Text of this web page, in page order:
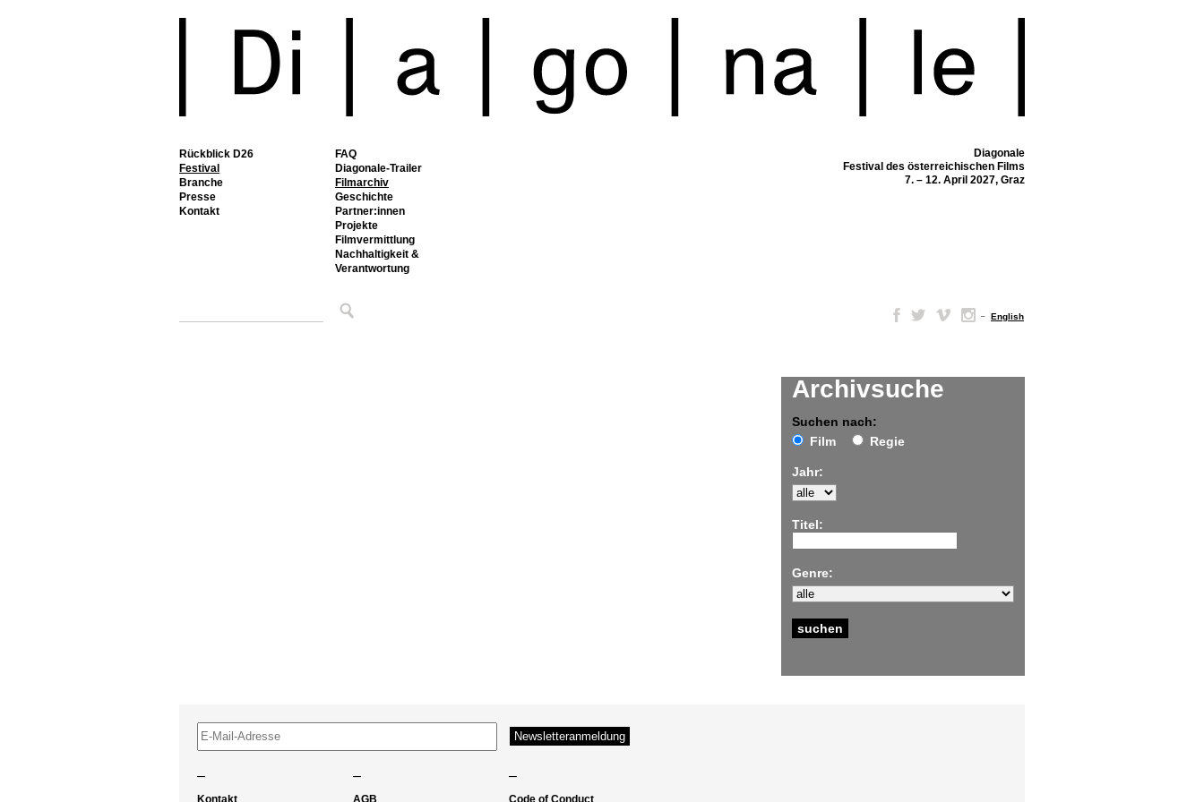
Rückblick D26
Festival
FAQ
Diagonale-Trailer
Filmarchiv
Geschichte
Partner:innen
Projekte
Filmvermittlung
Nachhaltigkeit &
Verantwortung
Branche
Presse
Kontakt
Diagonale
Festival des österreichischen Films
7. – 12. April 2027, Graz
– English
Archivsuche
Suchen nach:
Film
Regie
Jahr:
Titel:
Genre:
– – –
Kontakt AGB Code of Conduct